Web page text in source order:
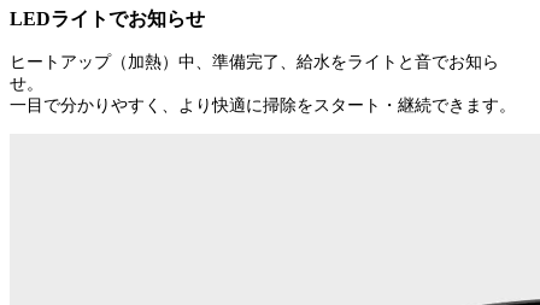
LEDライトでお知らせ
ヒートアップ（加熱）中、準備完了、給水をライトと音でお知ら
せ。
一目で分かりやすく、より快適に掃除をスタート・継続できます。